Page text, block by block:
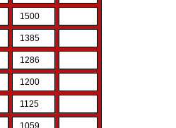
1500
1385
1286
1200
1125